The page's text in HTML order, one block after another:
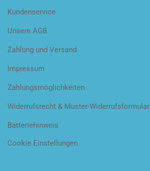
Kundenservice
Unsere AGB
Zahlung und Versand
Impressum
Zahlungsmöglichkeiten
Widerrufsrecht & Muster-Widerrufsformular
Batteriehinweis
Cookie Einstellungen